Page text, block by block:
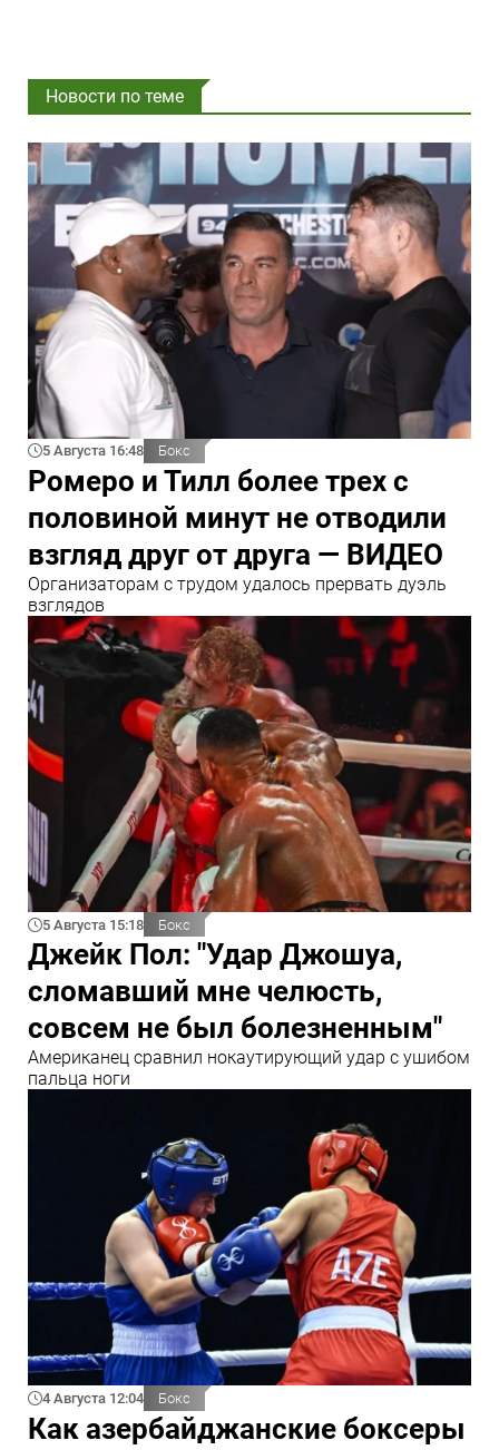
Новости по теме
5 Августа 16:48 Бокс
Ромеро и Тилл более трех с
половиной минут не отводили
взгляд друг от друга — ВИДЕО
Организаторам с трудом удалось прервать дуэль
взглядов
5 Августа 15:18 Бокс
Джейк Пол: "Удар Джошуа,
сломавший мне челюсть,
совсем не был болезненным"
Американец сравнил нокаутирующий удар с ушибом
пальца ноги
4 Августа 12:04 Бокс
Как азербайджанские боксеры